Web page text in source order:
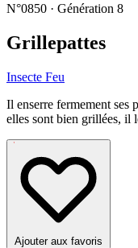
N°0850 · Génération 8
Grillepattes
Insecte Feu
Il enserre fermement ses
elles sont bien grillées, il
Ajouter aux favoris